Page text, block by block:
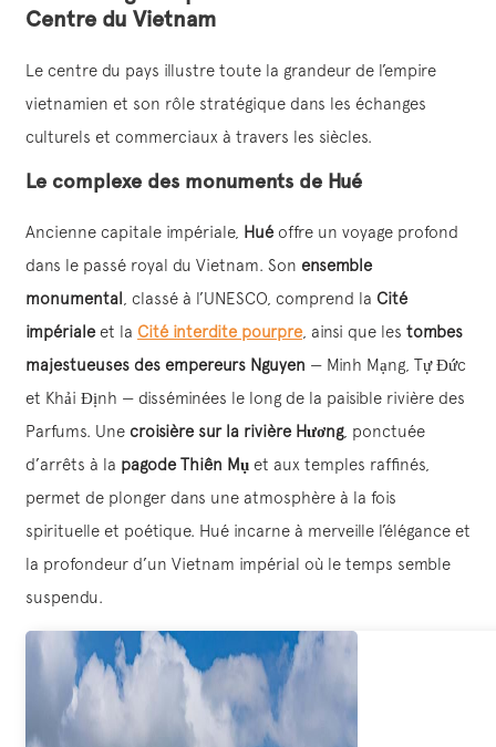
Centre du Vietnam
Le centre du pays illustre toute la grandeur de l’empire
vietnamien et son rôle stratégique dans les échanges
culturels et commerciaux à travers les siècles.
Le complexe des monuments de Hué
Ancienne capitale impériale, Huéoffre un voyage profond
dans le passé royal du Vietnam. Son ensemble
monumental , classé à l’UNESCO, comprend la Cité
impérialeet la Cité interdite pourpre, ainsi que les tombes
majestueuses des empereurs Nguyen — Minh Mạng, Tự Đức
et Khải Định — disséminées le long de la paisible rivière des
Parfums. Une croisière sur la rivière Hương, ponctuée
d’arrêts à la pagode Thiên Mụ et aux temples raffinés,
permet de plonger dans une atmosphère à la fois
spirituelle et poétique. Hué incarne à merveille l’élégance et
la profondeur d’un Vietnam impérial où le temps semble
suspendu.